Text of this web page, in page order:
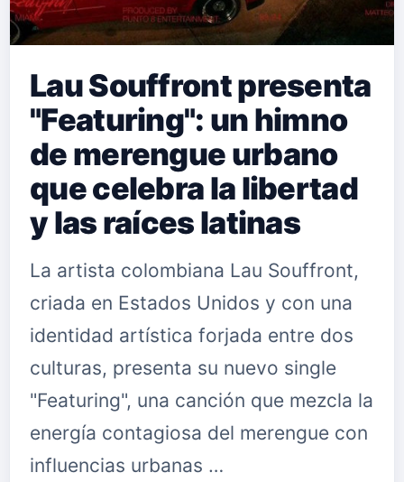
Lau Souffront presenta
"Featuring": un himno
de merengue urbano
que celebra la libertad
y las raíces latinas
La artista colombiana Lau Souffront,
criada en Estados Unidos y con una
identidad artística forjada entre dos
culturas, presenta su nuevo single
"Featuring", una canción que mezcla la
energía contagiosa del merengue con
influencias urbanas …